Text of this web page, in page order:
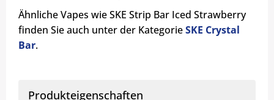
Ähnliche Vapes wie SKE Strip Bar Iced Strawberry
finden Sie auch unter der KategorieSKE Crystal
Bar.
Produkteigenschaften